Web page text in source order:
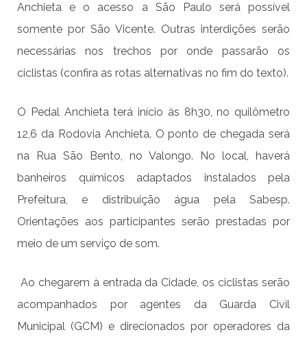
Anchieta e o acesso a São Paulo será possível
somente por São Vicente. Outras interdições serão
necessárias nos trechos por onde passarão os
ciclistas (confira as rotas alternativas no fim do texto).
O Pedal Anchieta terá início às 8h30, no quilômetro
12,6 da Rodovia Anchieta. O ponto de chegada será
na Rua São Bento, no Valongo. No local, haverá
banheiros químicos adaptados instalados pela
Prefeitura, e distribuição água pela Sabesp.
Orientações aos participantes serão prestadas por
meio de um serviço de som.
Ao chegarem à entrada da Cidade, os ciclistas serão
acompanhados por agentes da Guarda Civil
Municipal (GCM) e direcionados por operadores da